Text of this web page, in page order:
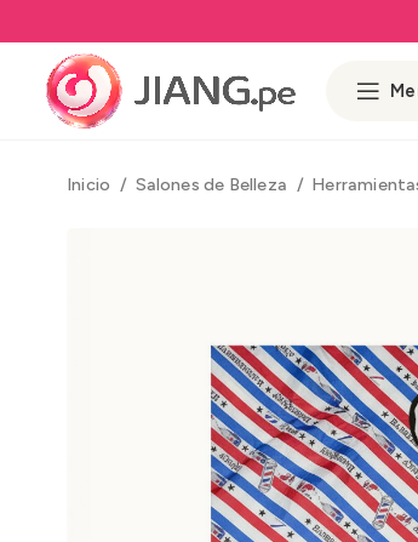
Inicio Salones de Belleza